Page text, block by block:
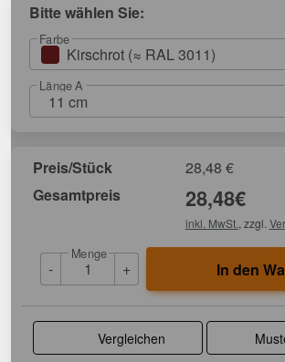
Bitte wählen Sie:
Farbe
Kirschrot (≈ RAL 3011)
Länge A
11 cm
Preis/Stück 28,48 €
Gesamtpreis
28,48€
inkl. MwSt. , zzgl.
-
Menge
+ In den
Vergleichen